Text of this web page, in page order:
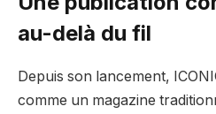
au-delà du fil
Depuis son lancement,
comme un magazine